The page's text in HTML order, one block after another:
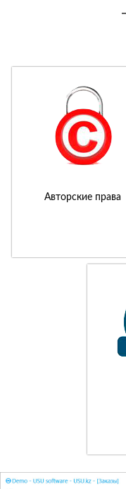
Авторские права